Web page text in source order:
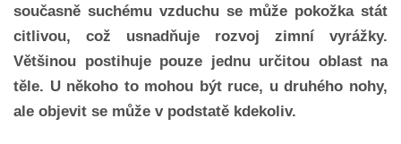
současně suchému vzduchu se může pokožka stát
citlivou, což usnadňuje rozvoj zimní vyrážky.
Většinou postihuje pouze jednu určitou oblast na
těle. U někoho to mohou být ruce, u druhého nohy,
ale objevit se může v podstatě kdekoliv.